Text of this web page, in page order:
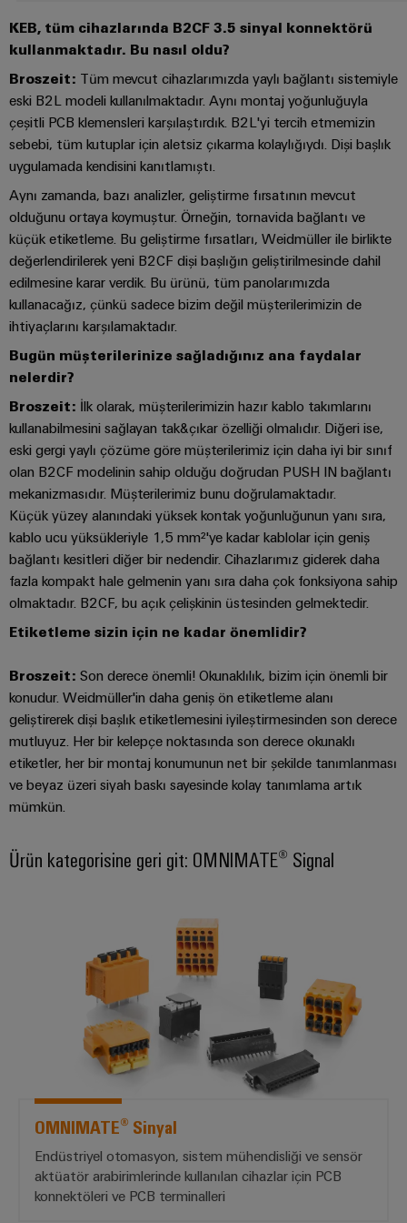
Modern
enerji
için
stabilite
ve
güvenlik
İnşaat
Altyapısı
İnşaat
altyapısının
gereksinimlerine
yönelik
çözümler
Pano
Yapımı
yapımı
zorluklarına
yönelik
çözümler
Makineler
Makine
ve
fabrika
otomasyonunun
çeşitli
için
çözümler
ve
Gaz
Proses
endüstrisi
için
entegre
sağlanması
enerjisinde
operasyonel
mükemmellik
arıtma
ve
su
arıtma
Su
ve
atık
güvenlik
Endüstriyel
hizmet
platformu
easyConnect
Enerji
yönetimi
çözümleri
IoT
ve
Otomasyon
Santrali
Kontrolörü
Cihaz
Üreticileri
PCB
konnektörler
ve
PCB
PCB
Konnektör
Hizmetleri
Orijinal
(OEM)
Güç
kaynakları
Elektronik
muhafazalar
Yıldırım
aşırı
gerilim
koruması
PV
jeneratör
bağlantı
kutuları
Fieldbus
Dağıtıcılar
Otomasyon
ve
Yazılım
Kumandalar
I/O
Sistemleri
Endüstriyel
Ethernet
Dokunmatik
paneller
Mühendislik
görselleştirme
araçları
Weidmüller
Industrial
Uzaktan
Erişim
Endüstriyel
Hizmet
Platformu
easyConnect
ve
webinarlar
Dijital
sipariş
seçenekleri
eShop
OCI
arabirimi
EDI
arabirimi
GIT
Ortağınızı
bulun
Etkinlikler
ve
Fuarlar
Global
Fuarlar
ve
Etkinlikler
Dijital
Deneyim
KEB, tüm cihazlarında B2CF 3.5 sinyal konnektörü
kullanmaktadır. Bu nasıl oldu?
Broszeit: Tüm mevcut cihazlarımızda yaylı bağlantı sistemiyle
eski B2L modeli kullanılmaktadır. Aynı montaj yoğunluğuyla
çeşitli PCB klemensleri karşılaştırdık. B2L'yi tercih etmemizin
sebebi, tüm kutuplar için aletsiz çıkarma kolaylığıydı. Dişi başlık
uygulamada kendisini kanıtlamıştı.
Aynı zamanda, bazı analizler, geliştirme fırsatının mevcut
olduğunu ortaya koymuştur. Örneğin, tornavida bağlantı ve
küçük etiketleme. Bu geliştirme fırsatları, Weidmüller ile birlikte
değerlendirilerek yeni B2CF dişi başlığın geliştirilmesinde dahil
edilmesine karar verdik. Bu ürünü, tüm panolarımızda
kullanacağız, çünkü sadece bizim değil müşterilerimizin de
ihtiyaçlarını karşılamaktadır.
Bugün müşterilerinize sağladığınız ana faydalar
nelerdir?
Broszeit: İlk olarak, müşterilerimizin hazır kablo takımlarını
kullanabilmesini sağlayan tak&çıkar özelliği olmalıdır. Diğeri ise,
eski gergi yaylı çözüme göre müşterilerimiz için daha iyi bir sınıf
olan B2CF modelinin sahip olduğu doğrudan PUSH IN bağlantı
mekanizmasıdır. Müşterilerimiz bunu doğrulamaktadır.
Küçük yüzey alanındaki yüksek kontak yoğunluğunun yanı sıra,
kablo ucu yüksükleriyle 1,5 mm²'ye kadar kablolar için geniş
bağlantı kesitleri diğer bir nedendir. Cihazlarımız giderek daha
fazla kompakt hale gelmenin yanı sıra daha çok fonksiyona sahip
olmaktadır. B2CF, bu açık çelişkinin üstesinden gelmektedir.
Etiketleme sizin için ne kadar önemlidir?
Broszeit: Son derece önemli! Okunaklılık, bizim için önemli bir
konudur. Weidmüller'in daha geniş ön etiketleme alanı
geliştirerek dişi başlık etiketlemesini iyileştirmesinden son derece
mutluyuz. Her bir kelepçe noktasında son derece okunaklı
etiketler, her bir montaj konumunun net bir şekilde tanımlanması
ve beyaz üzeri siyah baskı sayesinde kolay tanımlama artık
mümkün.
Ürün kategorisine geri git: OMNIMATE® Signal
OMNIMATE® Sinyal
Endüstriyel otomasyon, sistem mühendisliği ve sensör
aktüatör arabirimlerinde kullanılan cihazlar için PCB
konnektöleri ve PCB terminalleri